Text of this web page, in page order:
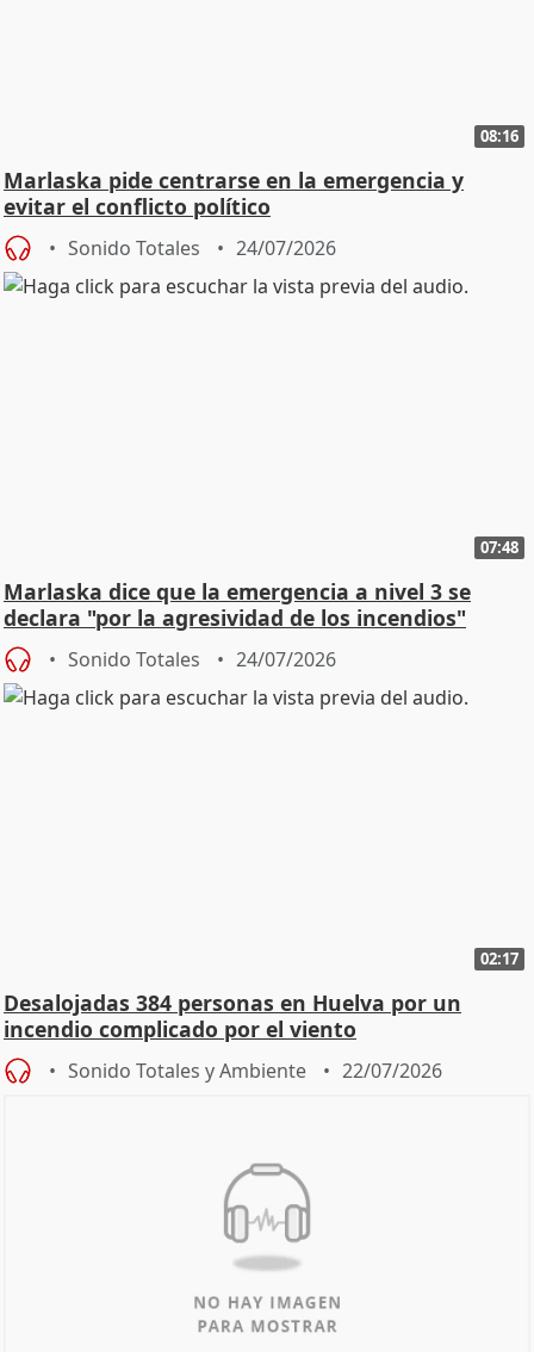
08:16
Marlaska pide centrarse en la emergencia y
evitar el conflicto político
Sonido Totales 24/07/2026
07:48
Marlaska dice que la emergencia a nivel 3 se
declara "por la agresividad de los incendios"
Sonido Totales 24/07/2026
02:17
Desalojadas 384 personas en Huelva por un
incendio complicado por el viento
Sonido Totales y Ambiente 22/07/2026